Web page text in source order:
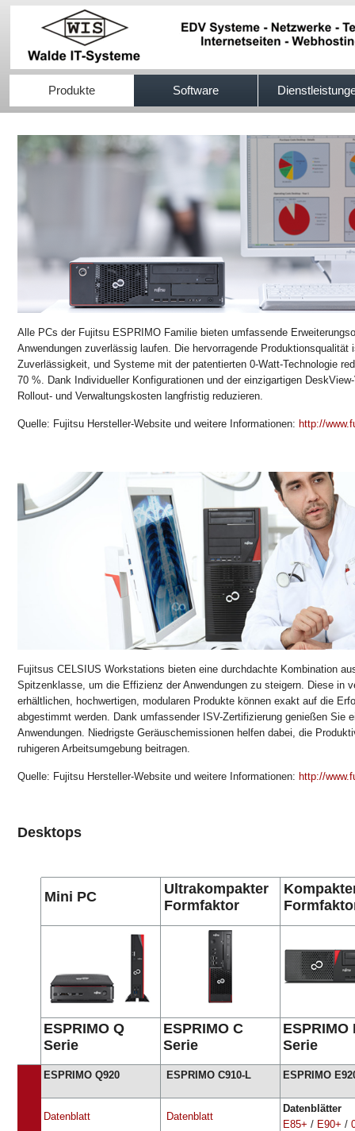
Produkte Software
Alle PCs der Fujitsu ESPRIMO Familie bieten umfassende
Anwendungen zuverlässig laufen. Die hervorragende Produktionsqualität
Zuverlässigkeit, und Systeme mit der patentierten 0-Watt-Technologie
70 %. Dank Individueller Konfigurationen und der einzigartigen
Rollout- und Verwaltungskosten langfristig reduzieren.
Quelle: Fujitsu Hersteller-Website und weitere Informationen: http://
Fujitsus CELSIUS Workstations bieten eine durchdachte Kombination
Spitzenklasse, um die Effizienz der Anwendungen zu steigern. Diese in
erhältlichen, hochwertigen, modularen Produkte können exakt auf die
abgestimmt werden. Dank umfassender ISV-Zertifizierung genießen Sie
Anwendungen. Niedrigste Geräuschemissionen helfen dabei, die
ruhigeren Arbeitsumgebung beitragen.
Quelle: Fujitsu Hersteller-Website und weitere Informationen: http://
Desktops
Mini PC
Ultrakompakter
Formfaktor
ESPRIMO Q
Serie
ESPRIMO C
Serie
ESPRIMO
Serie
ESPRIMO Q920 ESPRIMO C910-L ESPRIMO
Datenblatt Datenblatt
Datenblätter
E85+ / E90+ /